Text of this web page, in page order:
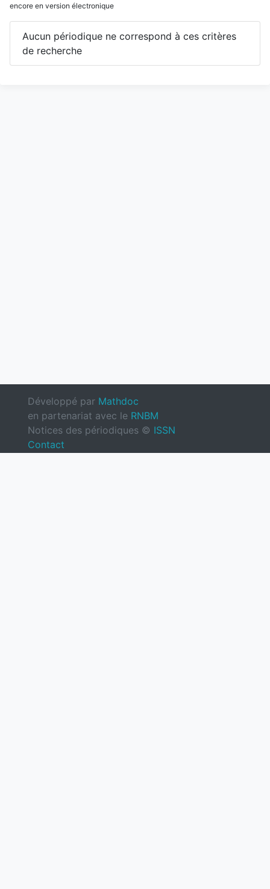
encore en version électronique
Aucun périodique ne correspond à ces critères
de recherche
Développé par Mathdoc
en partenariat avec le RNBM
Notices des périodiques © ISSN
Contact